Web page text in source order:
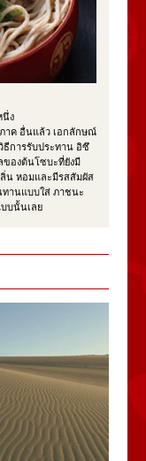
นึ่ง
าค อื่นแล้ว เอกลักษณ์
ธีการรับประทาน อิซึ
ของต้นโซบะที่ยังมี
น หอมและมีรสสัมผัส
ทานแบบใส่ ภาชนะ
บนั้นเลย